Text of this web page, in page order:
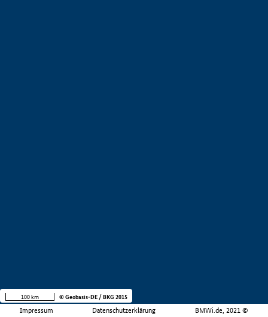
Impressum Datenschutzerklärung BMWi.de, 2021 ©
100 km © Geobasis-DE / BKG 2015